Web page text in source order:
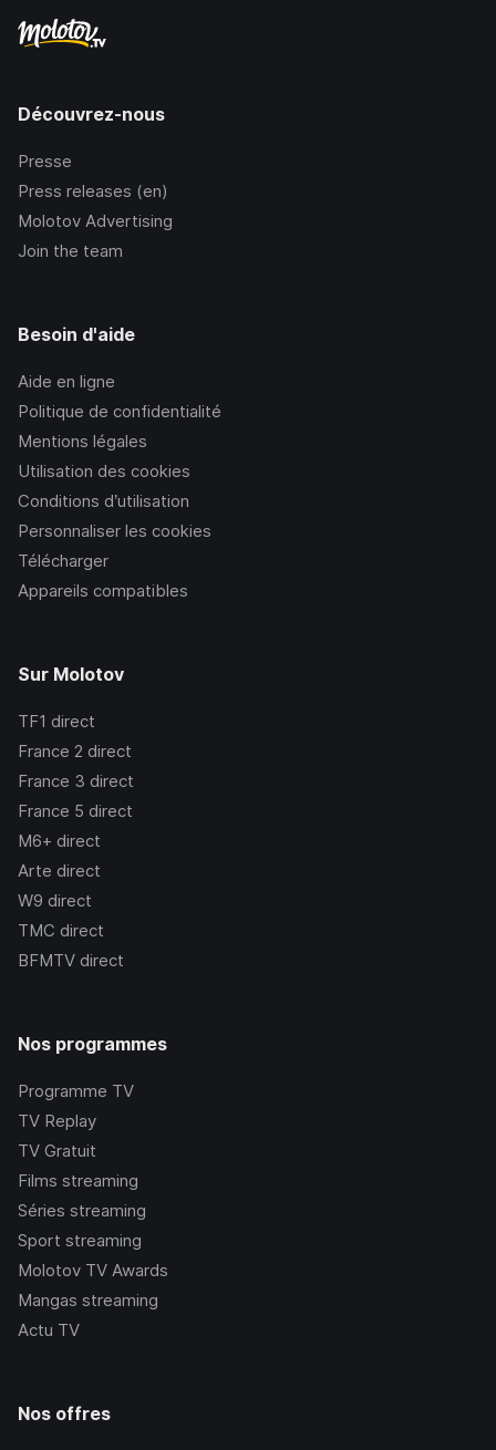
Découvrez-nous
Presse
Press releases (en)
Molotov Advertising
Join the team
Besoin d'aide
Aide en ligne
Politique de confidentialité
Mentions légales
Utilisation des cookies
Conditions d’utilisation
Personnaliser les cookies
Télécharger
Appareils compatibles
Sur Molotov
TF1 direct
France 2 direct
France 3 direct
France 5 direct
M6+ direct
Arte direct
W9 direct
TMC direct
BFMTV direct
Nos programmes
Programme TV
TV Replay
TV Gratuit
Films streaming
Séries streaming
Sport streaming
Molotov TV Awards
Mangas streaming
Actu TV
Nos offres